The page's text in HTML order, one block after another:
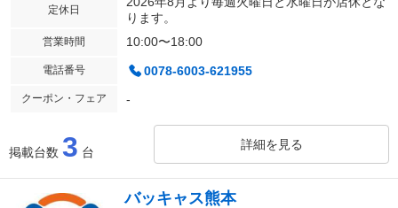
定休日
ります。
営業時間 10:00〜18:00
電話番号 0078-6003-621955
クーポン・フェア -
掲載台数 3 台
詳細を見る
バッキャス熊本